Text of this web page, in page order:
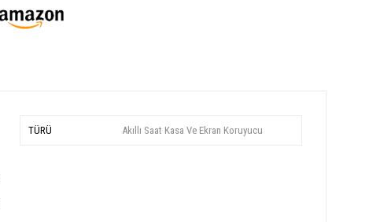
TÜRÜ Akıllı Saat Kasa Ve Ekran Koruyucu